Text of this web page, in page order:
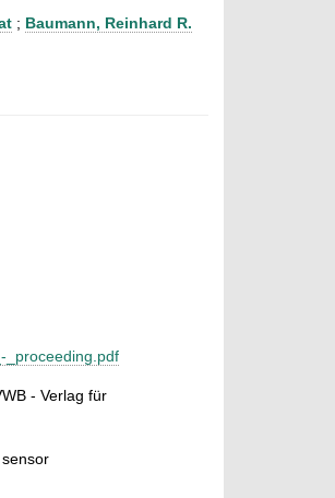
; Baumann, Reinhard R.
_proceeding.pdf
- Verlag für